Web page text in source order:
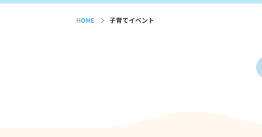
HOME 子育てイベント